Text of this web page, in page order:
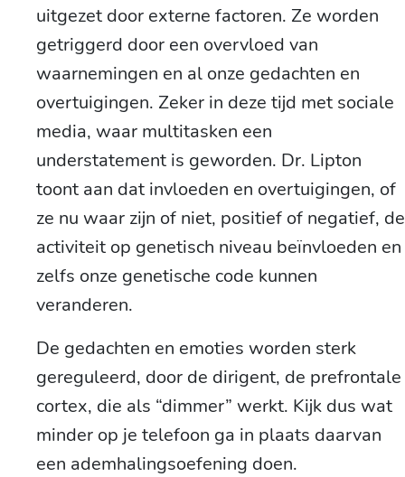
uitgezet door externe factoren. Ze worden
getriggerd door een overvloed van
waarnemingen en al onze gedachten en
overtuigingen. Zeker in deze tijd met sociale
media, waar multitasken een
understatement is geworden. Dr. Lipton
toont aan dat invloeden en overtuigingen, of
ze nu waar zijn of niet, positief of negatief, de
activiteit op genetisch niveau beïnvloeden en
zelfs onze genetische code kunnen
veranderen.
De gedachten en emoties worden sterk
gereguleerd, door de dirigent, de prefrontale
cortex, die als “dimmer” werkt. Kijk dus wat
minder op je telefoon ga in plaats daarvan
een ademhalingsoefening doen.